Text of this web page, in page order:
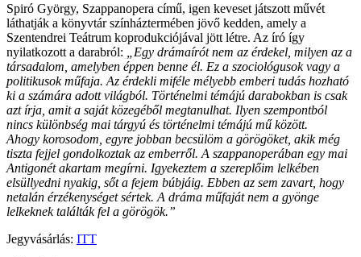
Spiró György, Szappanopera című, igen keveset játszott művét
láthatják a könyvtár színháztermében jövő kedden, amely a
Szentendrei Teátrum koprodukciójával jött létre. Az író így
nyilatkozott a darabról:
„Egy drámaírót nem az érdekel, milyen az a
társadalom, amelyben éppen benne él. Ez a szociológusok vagy a
politikusok műfaja. Az érdekli miféle mélyebb emberi tudás hozható
ki a számára adott világból. Történelmi témájú darabokban is csak
azt írja, amit a saját közegéből megtanulhat. Ilyen szempontból
nincs különbség mai tárgyú és történelmi témájú mű között.
Ahogy korosodom, egyre jobban becsülöm a görögöket, akik még
tiszta fejjel gondolkoztak az emberről. A szappanoperában egy mai
Antigonét akartam megírni. Igyekeztem a szereplőim lelkében
elsüllyedni nyakig, sőt a fejem búbjáig. Ebben az sem zavart, hogy
netalán érzékenységet sértek. A dráma műfaját nem a gyönge
lelkeknek találták fel a görögök.”
Jegyvásárlás: ITT